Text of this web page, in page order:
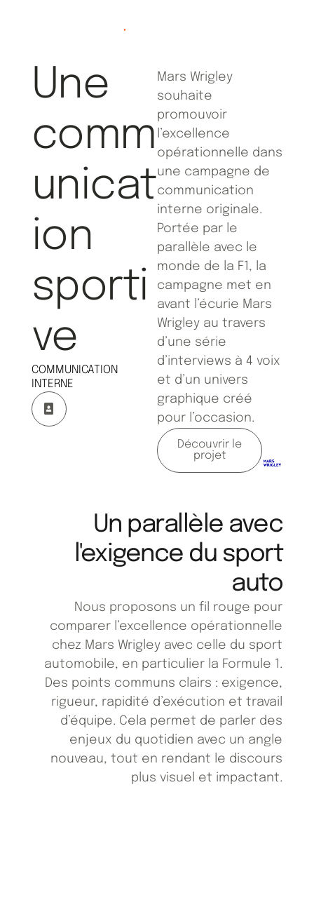
Une
comm
unicat
ion
sporti
ve
COMMUNICATION
INTERNE
Mars Wrigley
souhaite
promouvoir
l’excellence
opérationnelle dans
une campagne de
communication
interne originale.
Portée par le
parallèle avec le
monde de la F1, la
campagne met en
avant l’écurie Mars
Wrigley au travers
d’une série
d’interviews à 4 voix
et d’un univers
graphique créé
pour l’occasion.
Découvrir le
projet
Un parallèle avec
l'exigence du sport
auto
Nous proposons un fil rouge pour
comparer l’excellence opérationnelle
chez Mars Wrigley avec celle du sport
automobile, en particulier la Formule 1.
Des points communs clairs : exigence,
rigueur, rapidité d’exécution et travail
d’équipe. Cela permet de parler des
enjeux du quotidien avec un angle
nouveau, tout en rendant le discours
plus visuel et impactant.